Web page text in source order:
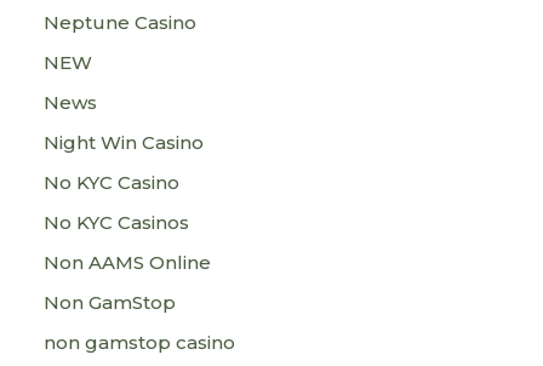
Neptune Casino
NEW
News
Night Win Casino
No KYC Casino
No KYC Casinos
Non AAMS Online
Non GamStop
non gamstop casino